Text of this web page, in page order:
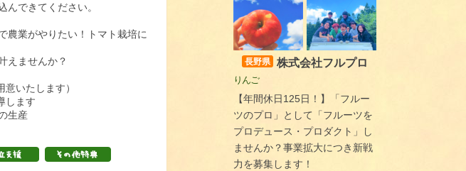
んできてください。
農業がやりたい！トマト栽培に
えませんか？
いたします）
します
生産
長野県 株式会社フルプロ
りんご
【年間休日125日！】「フルー
ツのプロ」として「フルーツを
プロデュース・プロダクト」し
ませんか？事業拡大につき新戦
力を募集します！